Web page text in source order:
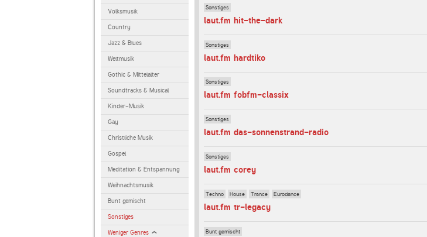
Volksmusik
Country
Jazz & Blues
Weltmusik
Gothic & Mittelalter
Soundtracks & Musical
Kinder-Musik
Gay
Christliche Musik
Gospel
Meditation & Entspannung
Weihnachtsmusik
Bunt gemischt
Sonstiges
Weniger Genres
Sonstiges
laut.fm hit-the-dark
Sonstiges
laut.fm hardtiko
Sonstiges
laut.fm fobfm-classix
Sonstiges
laut.fm das-sonnenstrand-radio
Sonstiges
laut.fm corey
Techno House Trance Eurodance
laut.fm tr-legacy
Bunt gemischt